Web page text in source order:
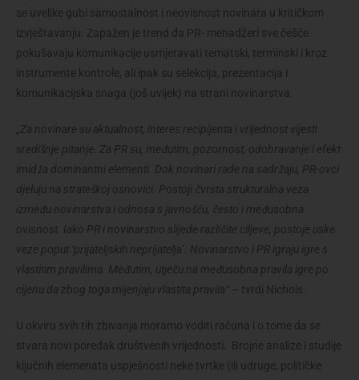
se uvelike gubi samostalnost i neovisnost novinara u kritičkom
izvještavanju. Zapažen je trend da PR- menadžeri sve češće
pokušavaju komunikacije usmjeravati tematski, terminski i kroz
instrumente kontrole, ali ipak su selekcija, prezentacija i
komunikacijska snaga (još uvijek) na strani novinarstva.
„Za novinare su aktualnost, interes recipijenta i vrijednost vijesti
središnje pitanje. Za PR su, međutim, pozornost, odobravanje i efekt
imidža dominantni elementi. Dok novinari rade na sadržaju, PR-ovci
djeluju na strateškoj osnovici. Postoji čvrsta strukturalna veza
između novinarstva i odnosa s javnošću, često i međusobna
ovisnost. Iako PR i novinarstvo slijede različite ciljeve, postoje uske
veze poput ‘prijateljskih neprijatelja’. Novinarstvo i PR igraju igre s
vlastitim pravilima. Međutim, utječu na međusobna pravila igre po
cijenu da zbog toga mijenjaju vlastita pravila“ – tvrdi Nichols..
U okviru svih tih zbivanja moramo voditi računa i o tome da se
stvara novi poredak društvenih vrijednosti
Brojne analize i studije
ključnih elemenata uspješnosti neke tvrtke (ili udruge, političke